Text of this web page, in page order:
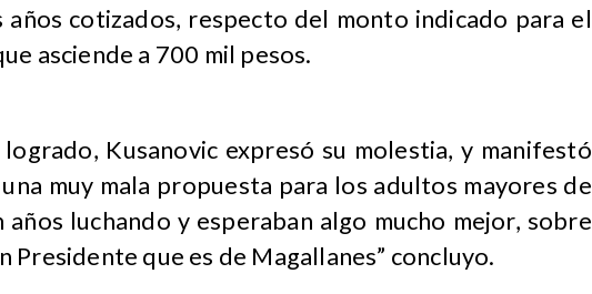
cotizados, respecto del monto indicado para el
asciende a 700 mil pesos.
Kusanovic expresó su molestia, y manifestó
muy mala propuesta para los adultos mayores de
luchando y esperaban algo mucho mejor, sobre
Presidente que es de Magallanes” concluyo.